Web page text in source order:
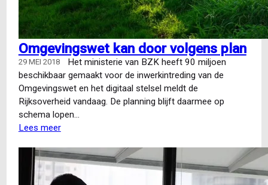
Omgevingswet kan door volgens plan
29 MEI 2018
Het ministerie van BZK heeft 90 miljoen
beschikbaar gemaakt voor de inwerkintreding van de
Omgevingswet en het digitaal stelsel meldt de
Rijksoverheid vandaag. De planning blijft daarmee op
schema lopen…
Lees meerover
kan
door
volgens